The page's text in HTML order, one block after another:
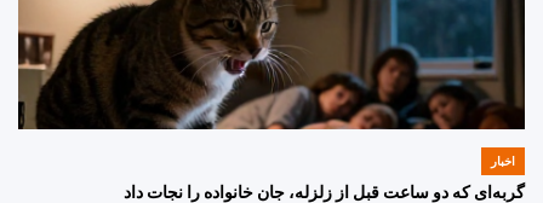
POSTED
IN
اخبار
گربه‌ای که دو ساعت قبل از زلزله، جان خانواده را نجات داد